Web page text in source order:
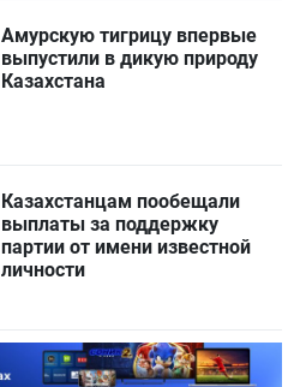
Амурскую тигрицу впервые
выпустили в дикую природу
Казахстана
Казахстанцам пообещали
выплаты за поддержку
партии от имени известной
личности